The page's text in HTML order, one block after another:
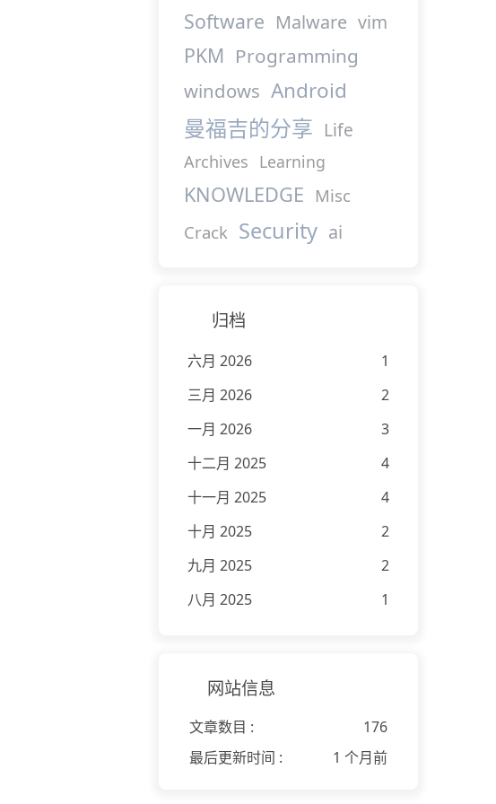
Software Malware vim
PKM Programming
windows Android
曼福吉的分享 Life
Archives Learning
KNOWLEDGE Misc
Crack Security ai
归档
六月 2026
1
三月 2026
2
一月 2026
3
十二月 2025
4
十一月 2025
4
十月 2025
2
九月 2025
2
八月 2025
1
网站信息
文章数目 :
176
最后更新时间 :
1 个月前